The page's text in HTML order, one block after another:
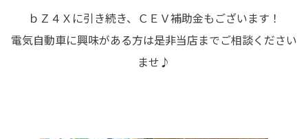
ｂＺ４Ｘに引き続き、ＣＥＶ補助金もございます！
電気自動車に興味がある方は是非当店までご相談ください
ませ♪